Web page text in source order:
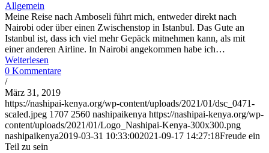
Allgemein
Meine Reise nach Amboseli führt mich, entweder direkt nach
Nairobi oder über einen Zwischenstop in Istanbul. Das Gute an
Istanbul ist, dass ich viel mehr Gepäck mitnehmen kann, als mit
einer anderen Airline. In Nairobi angekommen habe ich…
Weiterlesen
0 Kommentare
/
März 31, 2019
https://nashipai-kenya.org/wp-content/uploads/2021/01/dsc_0471-
scaled.jpeg 1707 2560 nashipaikenya https://nashipai-kenya.org/wp-
content/uploads/2021/01/Logo_Nashipai-Kenya-300x300.png
nashipaikenya2019-03-31 10:33:002021-09-17 14:27:18Freude ein
Teil zu sein